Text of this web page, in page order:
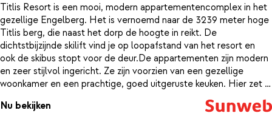
Titlis Resort is een mooi, modern appartementencomplex in het
gezellige Engelberg. Het is vernoemd naar de 3239 meter hoge
Titlis berg, die naast het dorp de hoogte in reikt. De
dichtstbijzijnde skilift vind je op loopafstand van het resort en
ook de skibus stopt voor de deur.De appartementen zijn modern
en zeer stijlvol ingericht. Ze zijn voorzien van een gezellige
woonkamer en een prachtige, goed uitgeruste keuken. Hier zet je
dag skiën. Ook fijn na al die inspanning is het wellnesscenter van
Nu bekijken